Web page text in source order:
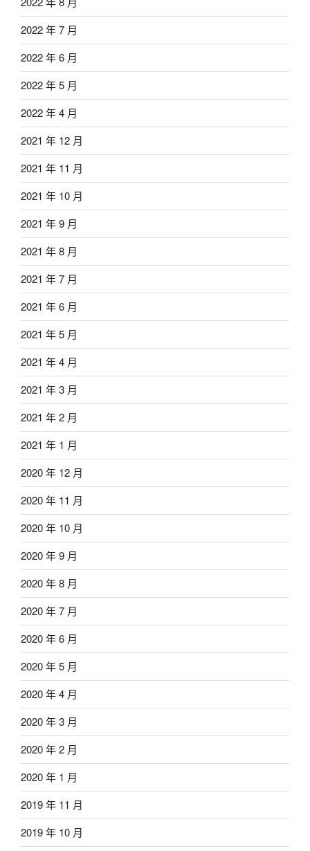
2022 年 7 月
2022 年 6 月
2022 年 5 月
2022 年 4 月
2021 年 12 月
2021 年 11 月
2021 年 10 月
2021 年 9 月
2021 年 8 月
2021 年 7 月
2021 年 6 月
2021 年 5 月
2021 年 4 月
2021 年 3 月
2021 年 2 月
2021 年 1 月
2020 年 12 月
2020 年 11 月
2020 年 10 月
2020 年 9 月
2020 年 8 月
2020 年 7 月
2020 年 6 月
2020 年 5 月
2020 年 4 月
2020 年 3 月
2020 年 2 月
2020 年 1 月
2019 年 11 月
2019 年 10 月